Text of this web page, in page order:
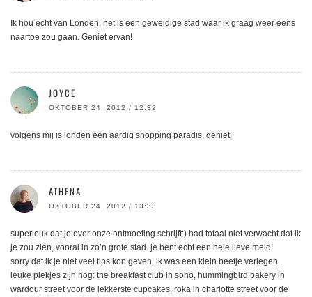
Ik hou echt van Londen, het is een geweldige stad waar ik graag weer eens
naartoe zou gaan. Geniet ervan!
JOYCE
OKTOBER 24, 2012 / 12:32
volgens mij is londen een aardig shopping paradis, geniet!
ATHENA
OKTOBER 24, 2012 / 13:33
superleuk dat je over onze ontmoeting schrijft:) had totaal niet verwacht dat ik
je zou zien, vooral in zo’n grote stad. je bent echt een hele lieve meid!
sorry dat ik je niet veel tips kon geven, ik was een klein beetje verlegen.
leuke plekjes zijn nog: the breakfast club in soho, hummingbird bakery in
wardour street voor de lekkerste cupcakes, roka in charlotte street voor de